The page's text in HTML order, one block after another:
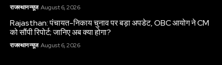
राजस्थान न्यूज August 6, 2026
Rajasthan: पंचायत-निकाय चुनाव पर बड़ा अपडेट, OBC आयोग ने CM
को सौंपी रिपोर्ट; जानिए अब क्या होगा?
राजस्थान न्यूज August 6, 2026